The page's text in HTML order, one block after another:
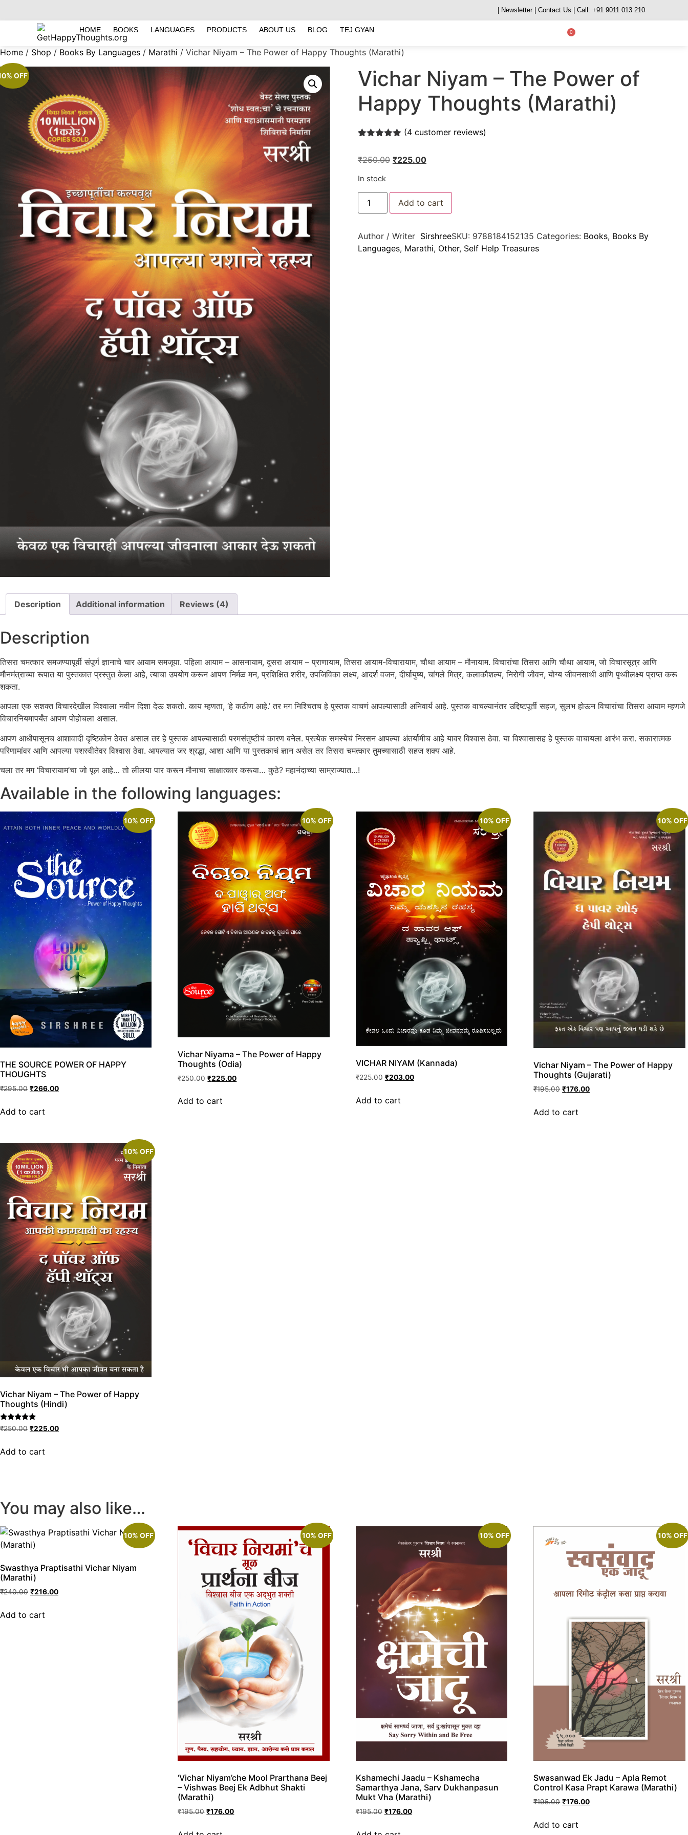
| Newsletter | Contact Us | Call: +91 9011 013 210
HOME BOOKS LANGUAGES PRODUCTS ABOUT US BLOG TEJ GYAN 0
Home / Shop / Books By Languages / Marathi / Vichar Niyam – The Power of Happy Thoughts (Marathi)
OFF
Vichar Niyam – The Power of
Happy Thoughts (Marathi)
based on
ratings
(4 customer reviews)
₹250.00 ₹225.00
In stock
Add to cart
Author / Writer SirshreeSKU: 9788184152135 Categories: Books, Books By
Languages, Marathi, Other, Self Help Treasures
Description Additional information Reviews (4)
Description
तिसरा चमत्कार समजण्यापूर्वी संपूर्ण ज्ञानाचे चार आयाम समजूया. पहिला आयाम – आसनायाम, दुसरा आयाम – प्राणायाम, तिसरा आयाम-विचारायाम, चौथा आयाम – मौनायाम. विचारांचा तिसरा आणि चौथा आयाम, जो विचारसूत्र आणि
मौनमंत्राच्या रूपात या पुस्तकात प्रस्तुत केला आहे, त्याचा उपयोग करून आपण निर्मळ मन, प्रशिक्षित शरीर, उपजिविका लक्ष्य, आदर्श वजन, दीर्घायुष्य, चांगले मित्र, कलाकौशल्य, निरोगी जीवन, योग्य जीवनसाथी आणि पृथ्वीलक्ष्य प्राप्त करू
शकता.
आपला एक सशक्त विचारदेखील विश्‍वाला नवीन दिशा देऊ शकतो. काय म्हणता, ‘हे कठीण आहे.’ तर मग निश्‍चितच हे पुस्तक वाचणं आपल्यासाठी अनिवार्य आहे. पुस्तक वाचल्यानंतर उद्दिष्टपूर्ती सहज, सुलभ होऊन विचारांचा तिसरा आयाम म्हणजे
विचारनियमापर्यंत आपण पोहोचला असाल.
आपण आधीपासूनच आशावादी दृष्टिकोन ठेवत असाल तर हे पुस्तक आपल्यासाठी परमसंतुष्टीचं कारण बनेल. प्रत्येक समस्येचं निरसन आपल्या अंतर्यामीच आहे यावर विश्‍वास ठेवा. या विश्‍वासासह हे पुस्तक वाचायला आरंभ करा. सकारात्मक
परिणामांवर आणि आपल्या यशस्वीतेवर विश्‍वास ठेवा. आपल्यात जर श्रद्धा, आशा आणि या पुस्तकाचं ज्ञान असेल तर तिसरा चमत्कार तुमच्यासाठी सहज शक्य आहे.
चला तर मग ‘विचारायाम’चा जो पूल आहे… तो लीलया पार करून मौनाचा साक्षात्कार करूया… कुठे? महानंदाच्या साम्राज्यात…!
Available in the following languages:
10% OFF
THE SOURCE POWER OF HAPPY
THOUGHTS
₹295.00 ₹266.00
Add to cart
10% OFF
Vichar Niyama – The Power of Happy
Thoughts (Odia)
₹250.00 ₹225.00
Add to cart
10% OFF
VICHAR NIYAM (Kannada)
₹225.00 ₹203.00
Add to cart
10% OFF
Vichar Niyam – The Power of Happy
Thoughts (Gujarati)
₹195.00 ₹176.00
Add to cart
10% OFF
Vichar Niyam – The Power of Happy
Thoughts (Hindi)
Rated
5.00
₹250.00 ₹225.00
Add to cart
You may also like…
10% OFF
Swasthya Praptisathi Vichar Niyam
(Marathi)
₹240.00 ₹216.00
Add to cart
10% OFF
‘Vichar Niyam’che Mool Prarthana Beej
– Vishwas Beej Ek Adbhut Shakti
(Marathi)
₹195.00 ₹176.00
10% OFF
Kshamechi Jaadu – Kshamecha
Samarthya Jana, Sarv Dukhanpasun
Mukt Vha (Marathi)
₹195.00 ₹176.00
10% OFF
Swasanwad Ek Jadu – Apla Remot
Control Kasa Prapt Karawa (Marathi)
₹195.00 ₹176.00
Add to cart